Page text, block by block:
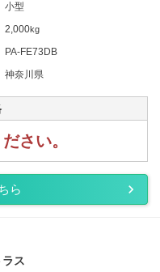
小型
2,000kg
PA-FE73DB
神奈川県
さい。
ら
ス